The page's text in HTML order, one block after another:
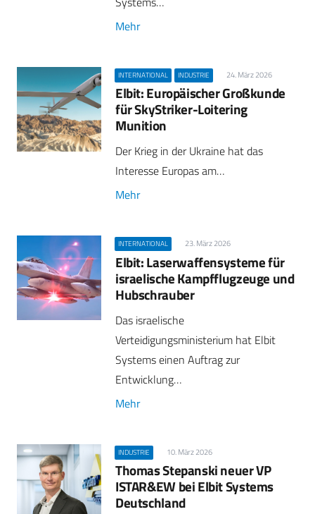
Mehr
INTERNATIONAL INDUSTRIE 24. März 2026
Elbit: Europäischer Großkunde
für SkyStriker-Loitering
Munition
Der Krieg in der Ukraine hat das
Interesse Europas am…
Mehr
INTERNATIONAL 23. März 2026
Elbit: Laserwaffensysteme für
israelische Kampfflugzeuge und
Hubschrauber
Das israelische
Verteidigungsministerium hat Elbit
Systems einen Auftrag zur
Entwicklung…
Mehr
INDUSTRIE 10. März 2026
Thomas Stepanski neuer VP
ISTAR&EW bei Elbit Systems
Deutschland